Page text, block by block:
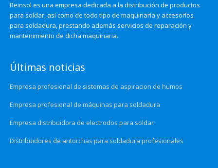
Reinsol es una empresa dedicada a la distribución de productos
para soldar, así como de todo tipo de maquinaria y accesorios
para soldadura, prestando además servicios de reparación y
mantenimiento de dicha maquinaria.
Últimas noticias
Empresa profesional de sistemas de aspiracion de humos
Empresa profesional de máquinas para soldadura
Empresa distribuidora de electrodos para soldar
Distribuidores de antorchas para soldadura profesionales